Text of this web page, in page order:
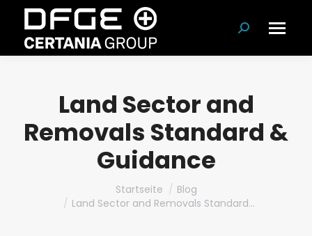
Suchen:
Land Sector and
Removals Standard &
Guidance
Startseite
Blog
Land Sector and Removals Standard…